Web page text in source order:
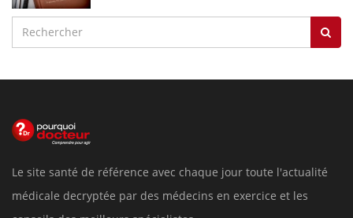
Le site santé de référence avec chaque jour toute l'actualité
médicale decryptée par des médecins en exercice et les